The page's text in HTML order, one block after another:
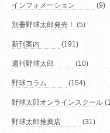
インフォメーション (9)
別冊野球太郎発売！ (5)
新刊案内 (191)
週刊野球太郎 (10)
野球コラム (154)
野球太郎オンラインスクール
野球太郎推薦店 (31)